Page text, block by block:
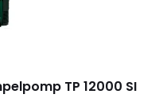
TP 12000 SI